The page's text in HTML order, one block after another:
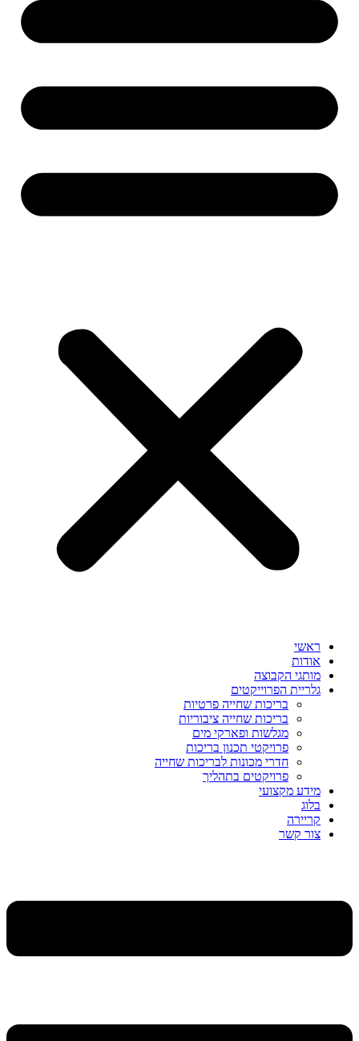
ראשי
אודות
מותגי הקבוצה
גלריית הפרוייקטים
בריכות שחייה פרטיות
בריכות שחייה ציבוריות
מגלשות ופארקי מים
פרויקטי תכנון בריכות
חדרי מכונות לבריכות שחייה
פרויקטים בתהליך
מידע מקצועי
בלוג
קריירה
צור קשר